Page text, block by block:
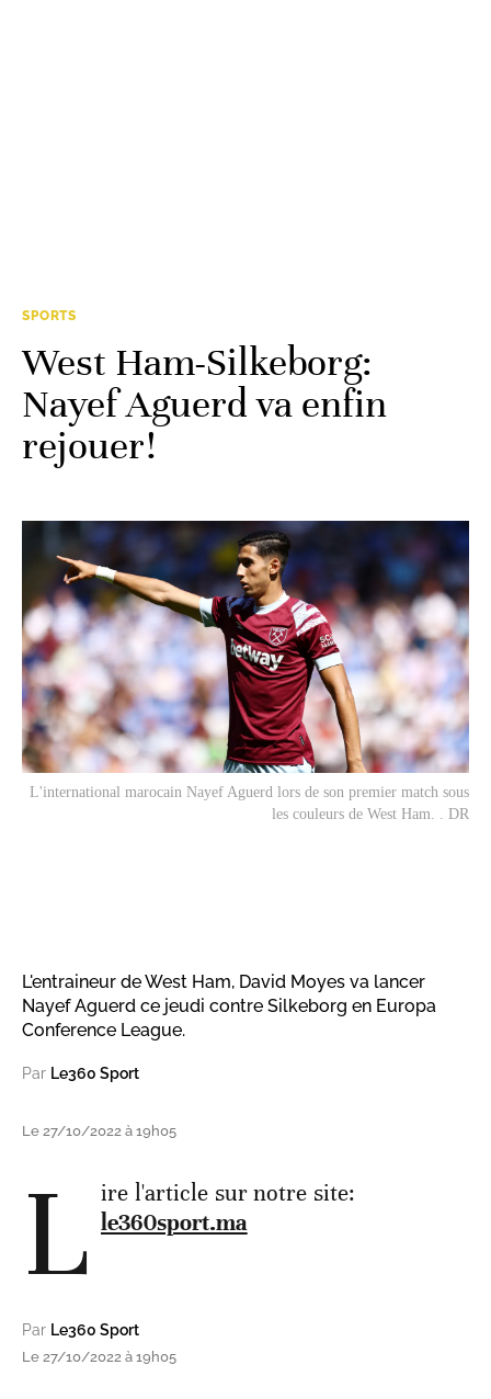
SPORTS
West Ham-Silkeborg:
Nayef Aguerd va enfin
rejouer!
L'international marocain Nayef Aguerd lors de son premier match sous
les couleurs de West Ham. . DR
L'entraineur de West Ham, David Moyes va lancer
Nayef Aguerd ce jeudi contre Silkeborg en Europa
Conference League.
Par Le360 Sport
Le 27/10/2022 à 19h05
L ire l'article sur notre site:
le360sport.ma
Par Le360 Sport
Le 27/10/2022 à 19h05